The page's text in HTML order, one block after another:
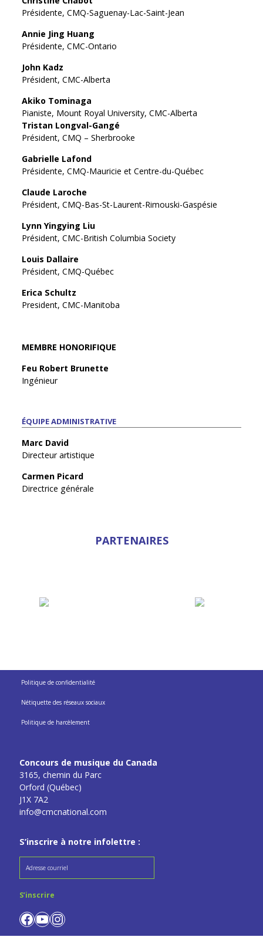
Présidente, CMQ-Saguenay-Lac-Saint-Jean
Annie Jing Huang
Présidente, CMC-Ontario
John Kadz
Président, CMC-Alberta
Akiko Tominaga
Pianiste, Mount Royal University, CMC-Alberta
Tristan Longval-Gangé
Président, CMQ – Sherbrooke
Gabrielle Lafond
Présidente, CMQ-Mauricie et Centre-du-Québec
Claude Laroche
Président, CMQ-Bas-St-Laurent-Rimouski-Gaspésie
Lynn Yingying Liu
Président, CMC-British Columbia Society
Louis Dallaire
Président, CMQ-Québec
Erica Schultz
President, CMC-Manitoba
MEMBRE HONORIFIQUE
Feu Robert Brunette
Ingénieur
ÉQUIPE ADMINISTRATIVE
Marc David
Directeur artistique
Carmen Picard
Directrice générale
PARTENAIRES
Politique de confidentialité
Nétiquette des réseaux sociaux
Politique de harcèlement
Concours de musique du Canada
3165, chemin du Parc
Orford (Québec)
J1X 7A2
info@cmcnational.com
S’inscrire à notre infolettre :
Facebook
YouTube
Instagram